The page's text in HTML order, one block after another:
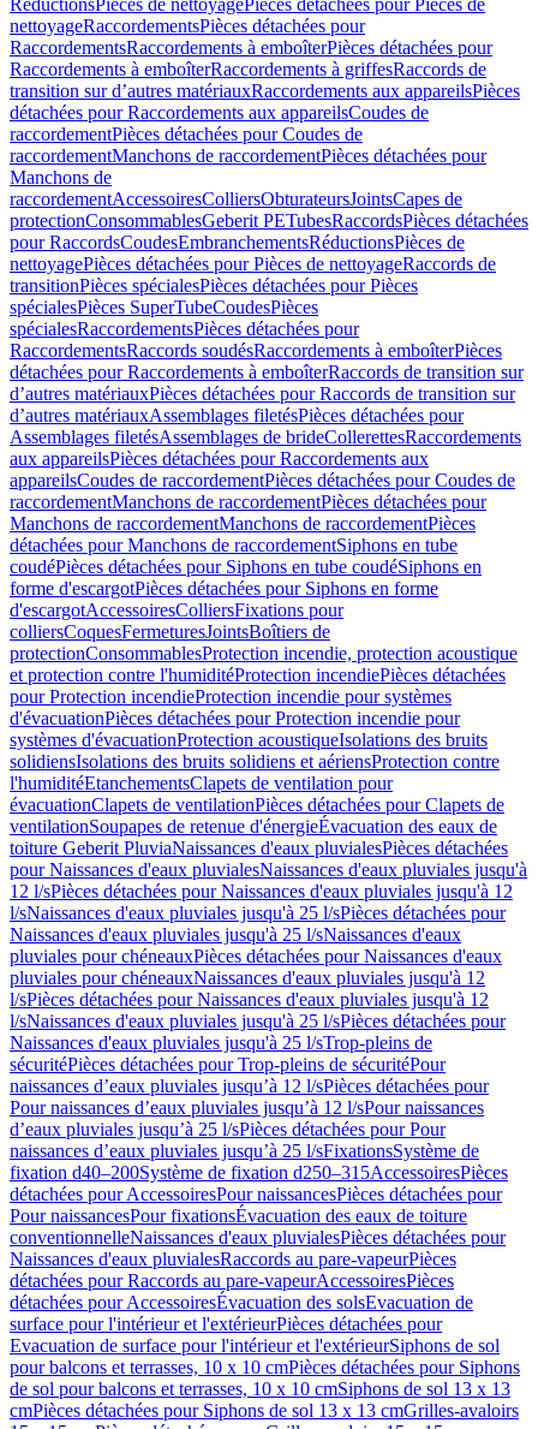
RéductionsPièces de nettoyagePièces détachées pour Pièces de
nettoyageRaccordementsPièces détachées pour
RaccordementsRaccordements à emboîterPièces détachées pour
Raccordements à emboîterRaccordements à griffesRaccords de
transition sur d’autres matériauxRaccordements aux appareilsPièces
détachées pour Raccordements aux appareilsCoudes de
raccordementPièces détachées pour Coudes de
raccordementManchons de raccordementPièces détachées pour
Manchons de
raccordementAccessoiresColliersObturateursJointsCapes de
protectionConsommablesGeberit PETubesRaccordsPièces détachées
pour RaccordsCoudesEmbranchementsRéductionsPièces de
nettoyagePièces détachées pour Pièces de nettoyageRaccords de
transitionPièces spécialesPièces détachées pour Pièces
spécialesPièces SuperTubeCoudesPièces
spécialesRaccordementsPièces détachées pour
RaccordementsRaccords soudésRaccordements à emboîterPièces
détachées pour Raccordements à emboîterRaccords de transition sur
d’autres matériauxPièces détachées pour Raccords de transition sur
d’autres matériauxAssemblages filetésPièces détachées pour
Assemblages filetésAssemblages de brideCollerettesRaccordements
aux appareilsPièces détachées pour Raccordements aux
appareilsCoudes de raccordementPièces détachées pour Coudes de
raccordementManchons de raccordementPièces détachées pour
Manchons de raccordementManchons de raccordementPièces
détachées pour Manchons de raccordementSiphons en tube
coudéPièces détachées pour Siphons en tube coudéSiphons en
forme d'escargotPièces détachées pour Siphons en forme
d'escargotAccessoiresColliersFixations pour
colliersCoquesFermeturesJointsBoîtiers de
protectionConsommablesProtection incendie, protection acoustique
et protection contre l'humiditéProtection incendiePièces détachées
pour Protection incendieProtection incendie pour systèmes
d'évacuationPièces détachées pour Protection incendie pour
systèmes d'évacuationProtection acoustiqueIsolations des bruits
solidiensIsolations des bruits solidiens et aériensProtection contre
l'humiditéEtanchementsClapets de ventilation pour
évacuationClapets de ventilationPièces détachées pour Clapets de
ventilationSoupapes de retenue d'énergieÉvacuation des eaux de
toiture Geberit PluviaNaissances d'eaux pluvialesPièces détachées
pour Naissances d'eaux pluvialesNaissances d'eaux pluviales jusqu'à
12 l/sPièces détachées pour Naissances d'eaux pluviales jusqu'à 12
l/sNaissances d'eaux pluviales jusqu'à 25 l/sPièces détachées pour
Naissances d'eaux pluviales jusqu'à 25 l/sNaissances d'eaux
pluviales pour chéneauxPièces détachées pour Naissances d'eaux
pluviales pour chéneauxNaissances d'eaux pluviales jusqu'à 12
l/sPièces détachées pour Naissances d'eaux pluviales jusqu'à 12
l/sNaissances d'eaux pluviales jusqu'à 25 l/sPièces détachées pour
Naissances d'eaux pluviales jusqu'à 25 l/sTrop-pleins de
sécuritéPièces détachées pour Trop-pleins de sécuritéPour
naissances d’eaux pluviales jusqu’à 12 l/sPièces détachées pour
Pour naissances d’eaux pluviales jusqu’à 12 l/sPour naissances
d’eaux pluviales jusqu’à 25 l/sPièces détachées pour Pour
naissances d’eaux pluviales jusqu’à 25 l/sFixationsSystème de
fixation d40–200Système de fixation d250–315AccessoiresPièces
détachées pour AccessoiresPour naissancesPièces détachées pour
Pour naissancesPour fixationsÉvacuation des eaux de toiture
conventionnelleNaissances d'eaux pluvialesPièces détachées pour
Naissances d'eaux pluvialesRaccords au pare-vapeurPièces
détachées pour Raccords au pare-vapeurAccessoiresPièces
détachées pour AccessoiresÉvacuation des solsEvacuation de
surface pour l'intérieur et l'extérieurPièces détachées pour
Evacuation de surface pour l'intérieur et l'extérieurSiphons de sol
pour balcons et terrasses, 10 x 10 cmPièces détachées pour Siphons
de sol pour balcons et terrasses, 10 x 10 cmSiphons de sol 13 x 13
cmPièces détachées pour Siphons de sol 13 x 13 cmGrilles-avaloirs